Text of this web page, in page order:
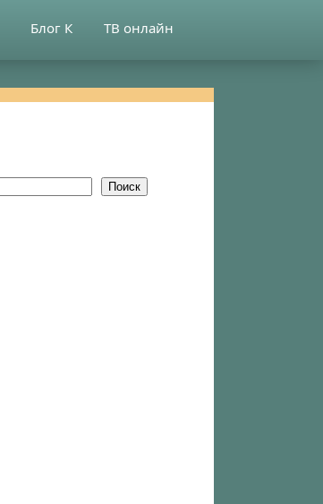
Блог К ТВ онлайн
Поиск